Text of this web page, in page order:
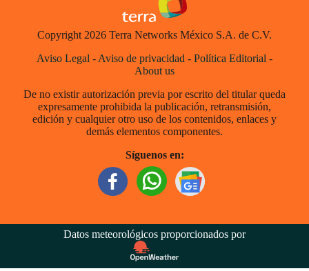
Copyright 2026 Terra Networks México S.A. de C.V.
Aviso Legal - Aviso de privacidad - Política Editorial -
About us
De no existir autorización previa por escrito del titular queda
expresamente prohibida la publicación, retransmisión,
edición y cualquier otro uso de los contenidos, enlaces y
demás elementos componentes.
Síguenos en:
Datos meteorológicos proporcionados por